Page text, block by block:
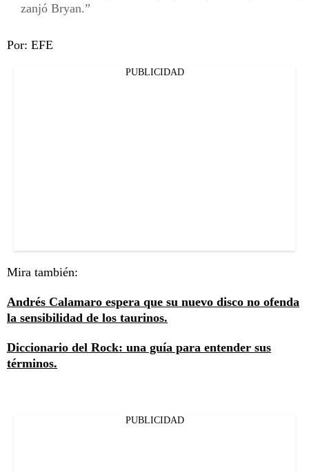
zanjó Bryan.
Por: EFE
PUBLICIDAD
Mira también:
Andrés Calamaro espera que su nuevo disco no ofenda
la sensibilidad de los taurinos.
Diccionario del Rock: una guía para entender sus
términos.
PUBLICIDAD